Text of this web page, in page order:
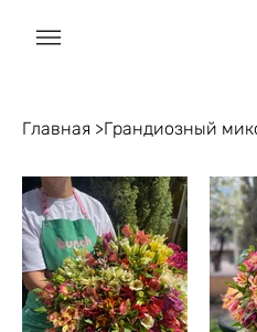
Главная >Грандиозный